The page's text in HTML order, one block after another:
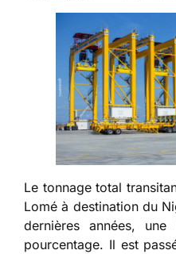
Le tonnage total
Lomé à destination du
dernières années,
pourcentage. Il est